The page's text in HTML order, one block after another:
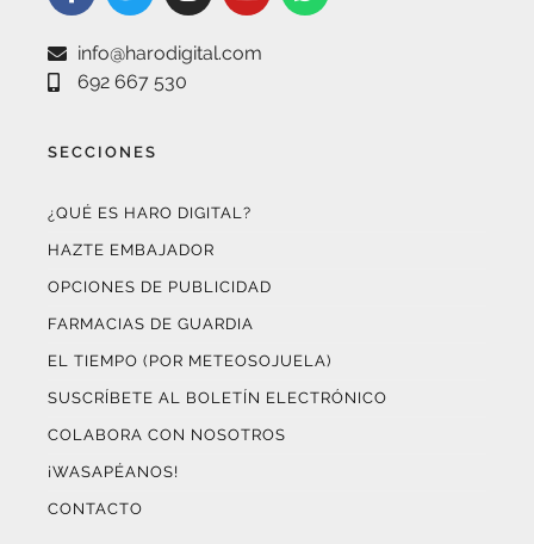
info@harodigital.com
692 667 530
SECCIONES
¿QUÉ ES HARO DIGITAL?
HAZTE EMBAJADOR
OPCIONES DE PUBLICIDAD
FARMACIAS DE GUARDIA
EL TIEMPO (POR METEOSOJUELA)
SUSCRÍBETE AL BOLETÍN ELECTRÓNICO
COLABORA CON NOSOTROS
¡WASAPÉANOS!
CONTACTO